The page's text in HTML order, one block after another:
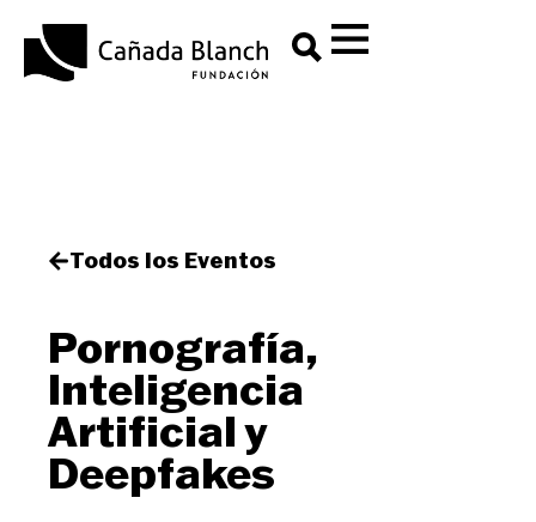
Todos los Eventos
Pornografía,
Inteligencia
Artificial y
Deepfakes